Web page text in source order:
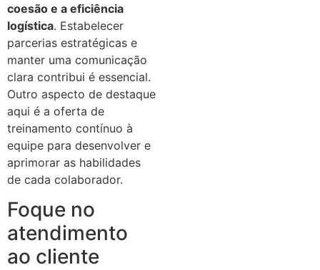
coesão e a eficiência
logística. Estabelecer
parcerias estratégicas e
manter uma comunicação
clara contribui é essencial.
Outro aspecto de destaque
aqui é a oferta de
treinamento contínuo à
equipe para desenvolver e
aprimorar as habilidades
de cada colaborador.
Foque no
atendimento
ao cliente